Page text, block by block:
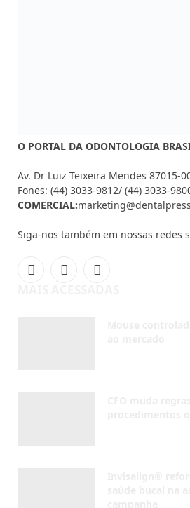
O PORTAL DA ODONTOLOGIA
Av. Dr Luiz Teixeira Mendes 87015-
Fones: (44) 3033-9812/ (44) 3033-
COMERCIAL:
Siga-nos também em nossas redes
FacebookInstagramYouTube